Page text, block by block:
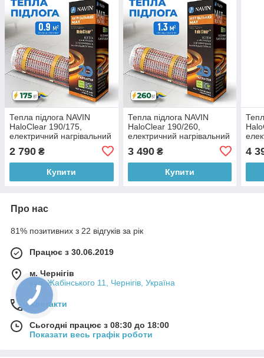
Тепла підлога NAVIN
HaloClear 190/175,
електричний нагрівальний
2 790 ₴
Купити
Тепла підлога NAVIN
HaloClear 190/260,
електричний нагрівальний
3 490₴
Купити
4
Про нас
81% позитивних з 22 відгуків за рік
Працює з 30.06.2019
м. Чернігів
вул. Жабінського 11, Чернігів, Україна
Контакти
Сьогодні працює з 08:30 до 18:00
Показати весь графік роботи